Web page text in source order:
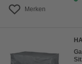
Merken